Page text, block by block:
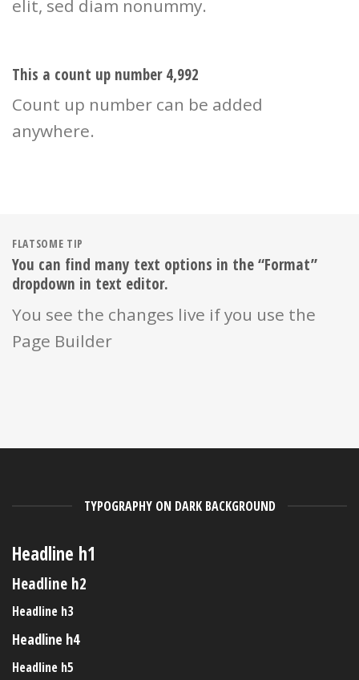
elit, sed diam nonummy.
This a count up number5,000
Count up number can be added
anywhere.
FLATSOME TIP
You can find many text options in the “Format”
dropdown in text editor.
You see the changes live if you use the
Page Builder
TYPOGRAPHY ON DARK BACKGROUND
Headline h1
Headline h2
Headline h3
Headline h4
Headline h5